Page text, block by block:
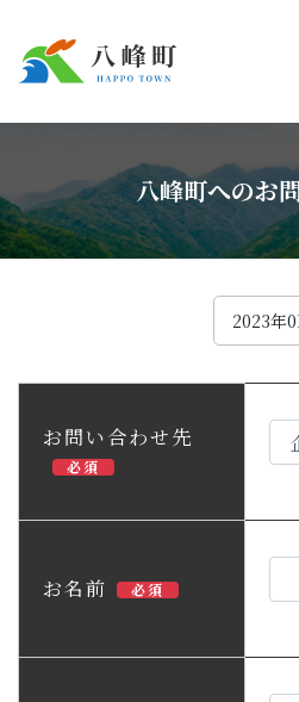
Foreign
観光
八峰町へのお
2023年
お問い合わせ先
必須
お名前 必須